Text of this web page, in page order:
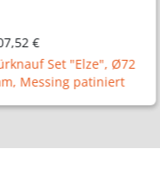
Drückergarnitur
"Bersenbrück IRB"